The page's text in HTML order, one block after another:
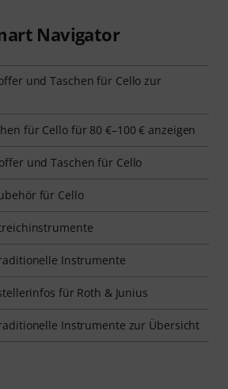
Navigator
und Taschen für Cello zur
für Cello für 80 €–100 € anzeigen
und Taschen für Cello
für Cello
Instrumente
für Roth & Junius
Instrumente zur Übersicht